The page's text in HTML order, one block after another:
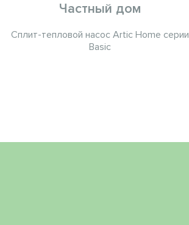
Частный дом
Сплит-тепловой насос Artic Home серии
Basic